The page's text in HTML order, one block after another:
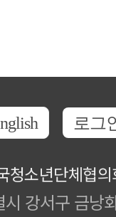
로그
청소년단체협
강서구 금낭